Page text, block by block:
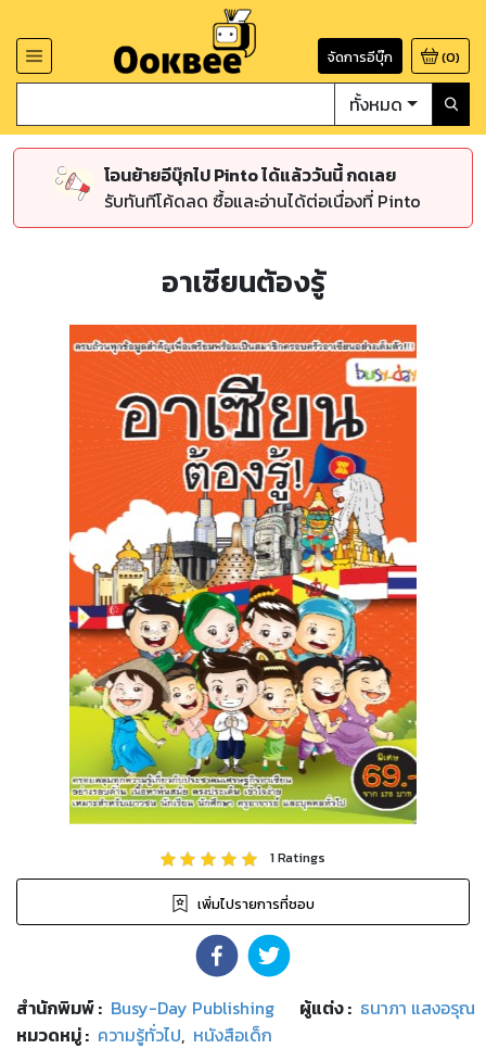
จัดการอีบุ๊ก (0)
ทั้งหมด
โอนย้ายอีบุ๊กไป Pinto ได้แล้ววันนี้ กดเลย
รับทันทีโค้ดลด ซื้อและอ่านได้ต่อเนื่องที่ Pinto
อาเซียนต้องรู้
1Ratings
เพิ่มไปรายการที่ชอบ
สำนักพิมพ์: Busy-Day Publishing ผู้แต่ง : ธนาภา แสงอรุณ
หมวดหมู่: ความรู้ทั่วไป, หนังสือเด็ก